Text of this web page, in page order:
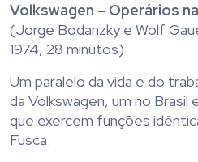
Volkswagen – Operários
(Jorge Bodanzky e Wolf
1974, 28 minutos)
Um paralelo da vida e do
da Volkswagen, um no Brasil
que exercem funções
Fusca.